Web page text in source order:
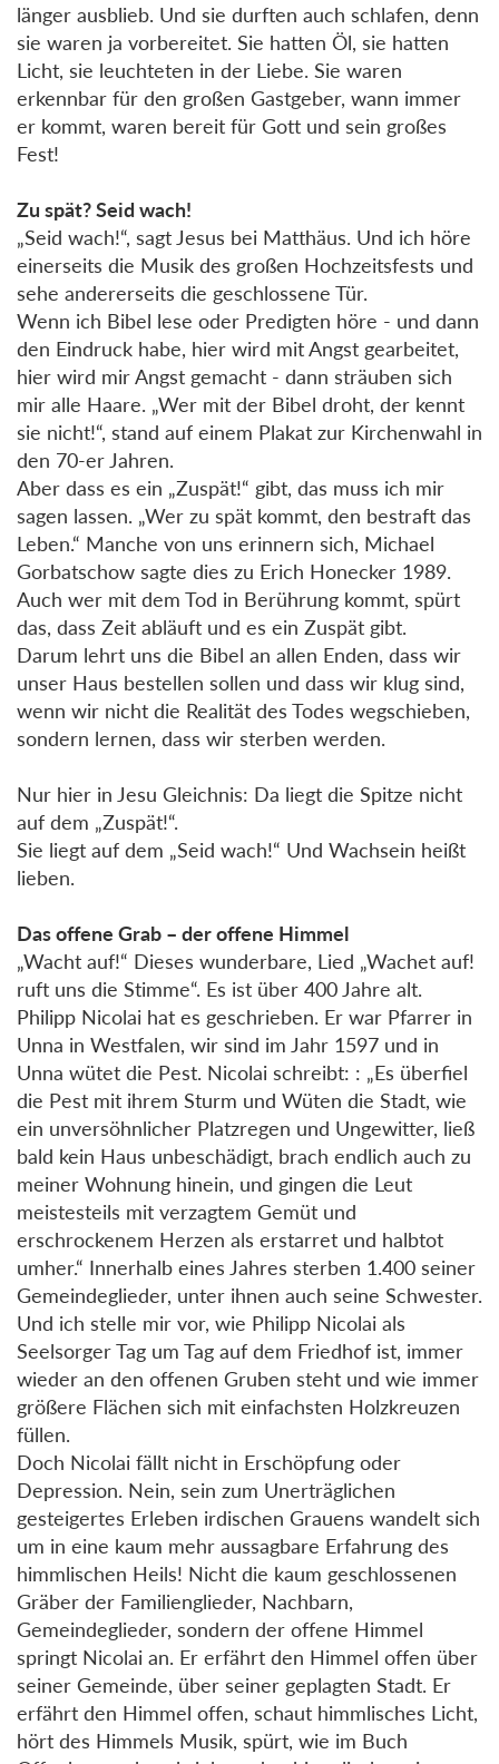
länger ausblieb. Und sie durften auch schlafen, denn
sie waren ja vorbereitet. Sie hatten Öl, sie hatten
Licht, sie leuchteten in der Liebe. Sie waren
erkennbar für den großen Gastgeber, wann immer
er kommt, waren bereit für Gott und sein großes
Fest!
Zu spät? Seid wach!
„Seid wach!“, sagt Jesus bei Matthäus. Und ich höre
einerseits die Musik des großen Hochzeitsfests und
sehe andererseits die geschlossene Tür.
Wenn ich Bibel lese oder Predigten höre - und dann
den Eindruck habe, hier wird mit Angst gearbeitet,
hier wird mir Angst gemacht - dann sträuben sich
mir alle Haare. „Wer mit der Bibel droht, der kennt
sie nicht!“, stand auf einem Plakat zur Kirchenwahl in
den 70-er Jahren.
Aber dass es ein „Zuspät!“ gibt, das muss ich mir
sagen lassen. „Wer zu spät kommt, den bestraft das
Leben.“ Manche von uns erinnern sich, Michael
Gorbatschow sagte dies zu Erich Honecker 1989.
Auch wer mit dem Tod in Berührung kommt, spürt
das, dass Zeit abläuft und es ein Zuspät gibt.
Darum lehrt uns die Bibel an allen Enden, dass wir
unser Haus bestellen sollen und dass wir klug sind,
wenn wir nicht die Realität des Todes wegschieben,
sondern lernen, dass wir sterben werden.
Nur hier in Jesu Gleichnis: Da liegt die Spitze nicht
auf dem „Zuspät!“.
Sie liegt auf dem „Seid wach!“ Und Wachsein heißt
lieben.
Das offene Grab – der offene Himmel
„Wacht auf!“ Dieses wunderbare, Lied „Wachet auf!
ruft uns die Stimme“. Es ist über 400 Jahre alt.
Philipp Nicolai hat es geschrieben. Er war Pfarrer in
Unna in Westfalen, wir sind im Jahr 1597 und in
Unna wütet die Pest. Nicolai schreibt: : „Es überfiel
die Pest mit ihrem Sturm und Wüten die Stadt, wie
ein unversöhnlicher Platzregen und Ungewitter, ließ
bald kein Haus unbeschädigt, brach endlich auch zu
meiner Wohnung hinein, und gingen die Leut
meistesteils mit verzagtem Gemüt und
erschrockenem Herzen als erstarret und halbtot
umher.“ Innerhalb eines Jahres sterben 1.400 seiner
Gemeindeglieder, unter ihnen auch seine Schwester.
Und ich stelle mir vor, wie Philipp Nicolai als
Seelsorger Tag um Tag auf dem Friedhof ist, immer
wieder an den offenen Gruben steht und wie immer
größere Flächen sich mit einfachsten Holzkreuzen
füllen.
Doch Nicolai fällt nicht in Erschöpfung oder
Depression. Nein, sein zum Unerträglichen
gesteigertes Erleben irdischen Grauens wandelt sich
um in eine kaum mehr aussagbare Erfahrung des
himmlischen Heils! Nicht die kaum geschlossenen
Gräber der Familienglieder, Nachbarn,
Gemeindeglieder, sondern der offene Himmel
springt Nicolai an. Er erfährt den Himmel offen über
seiner Gemeinde, über seiner geplagten Stadt. Er
erfährt den Himmel offen, schaut himmlisches Licht,
hört des Himmels Musik, spürt, wie im Buch